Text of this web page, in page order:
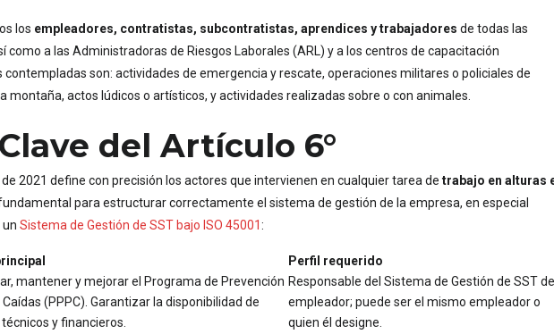
los empleadores, contratistas, subcontratistas, aprendices y trabajadores de todas las
como a las Administradoras de Riesgos Laborales (ARL) y a los centros de capacitación
contempladas son: actividades de emergencia y rescate, operaciones militares o policiales de
montaña, actos lúdicos o artísticos, y actividades realizadas sobre o con animales.
del Artículo 6°
de 2021 define con precisión los actores que intervienen en cualquier tarea de trabajo en alturas
fundamental para estructurar correctamente el sistema de gestión de la empresa, en especial
Sistema de Gestión de SST bajo ISO 45001:
Perfil requerido
mantener y mejorar el Programa de Prevención
(PPPC). Garantizar la disponibilidad de
y financieros.
Responsable del Sistema de Gestión de SST
empleador; puede ser el mismo empleador o
quien él designe.